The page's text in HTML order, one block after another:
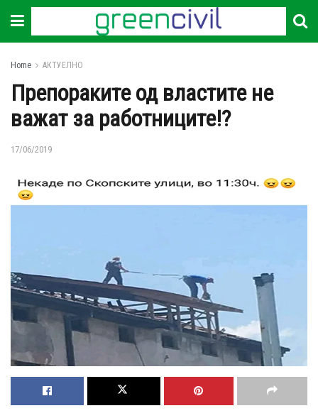
Home АКТУЕЛНО
Препораките од властите не
важат за работниците!?
17/06/2019